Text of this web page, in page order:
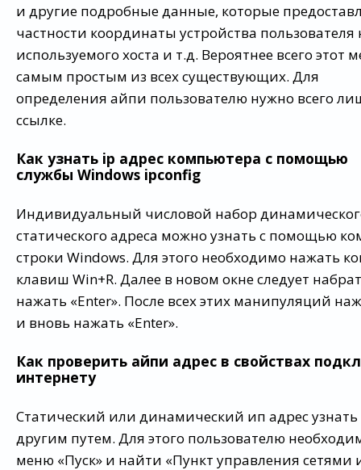
и другие подробные данные, которые
частности координаты устройства пользователя
используемого хоста и т.д. Вероятнее всего этот
самым простым из всех существующих. Для
определения айпи пользователю нужно всего
ссылке.
Как узнать ip адрес компьютера с помощью
службы Windows ipconfig
Индивидуальный числовой набор
статического адреса можно узнать с помощью
строки Windows. Для этого необходимо нажать
клавиш Win+R. Далее в новом окне следует
нажать «Enter». После всех этих манипуляций
и вновь нажать «Enter».
Как проверить айпи адрес в свойствах
интернету
Статический или динамический ип адрес
другим путем. Для этого пользователю
меню «Пуск» и найти «Пункт управления